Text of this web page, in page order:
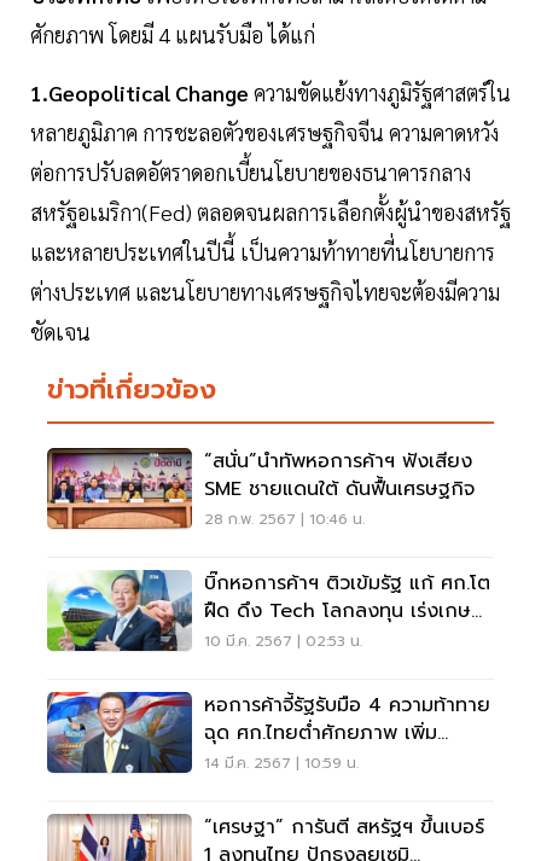
ศักยภาพ โดยมี 4 แผนรับมือ ได้แก่
1.Geopolitical Change ความขัดแย้งทางภูมิรัฐศาสตร์ใน
หลายภูมิภาค การชะลอตัวของเศรษฐกิจจีน ความคาดหวัง
ต่อการปรับลดอัตราดอกเบี้ยนโยบายของธนาคารกลาง
สหรัฐอเมริกา(Fed) ตลอดจนผลการเลือกตั้งผู้นำของสหรัฐ
และหลายประเทศในปีนี้ เป็นความท้าทายที่นโยบายการ
ต่างประเทศ และนโยบายทางเศรษฐกิจไทยจะต้องมีความ
ชัดเจน
ข่าวที่เกี่ยวข้อง
“สนั่น”นำทัพหอการค้าฯ ฟังเสียง
SME ชายแดนใต้ ดันฟื้นเศรษฐกิจ
28 ก.พ. 2567 | 10:46 น.
บิ๊กหอการค้าฯ ติวเข้มรัฐ แก้ ศก.โต
ฝืด ดึง Tech โลกลงทุน เร่งเกษตร
แม่นยำ
10 มี.ค. 2567 | 02:53 น.
หอการค้าจี้รัฐรับมือ 4 ความท้าทาย
ฉุด ศก.ไทยตํ่าศักยภาพ เพิ่ม
ประชากร-ลุย AI
14 มี.ค. 2567 | 10:59 น.
“เศรษฐา” การันตี สหรัฐฯ ขึ้นเบอร์